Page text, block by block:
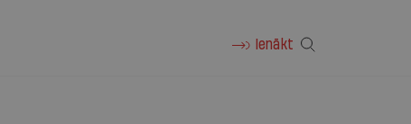
Ienākt